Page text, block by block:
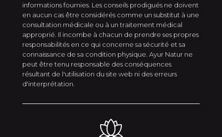
informations fournies. Les conseils prodigués ne doivent
en aucun cas être considérés comme un substitut à une
consultation médicale ou à un traitement médical
approprié. Il incombe à chacun de prendre ses propres
responsabilités en ce qui concerne sa sécurité et sa
connaissance de sa condition physique. Ayur Natur ne
peut être tenu responsable des conséquences
résultant de l'utilisation du site web ni des erreurs
d'interprétation.